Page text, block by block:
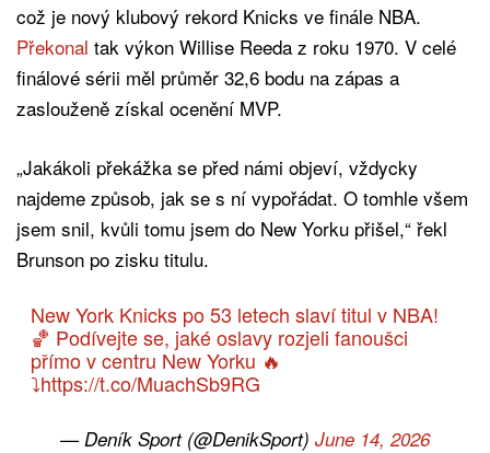
což je nový klubový rekord Knicks ve finále NBA.
Překonal tak výkon Willise Reeda z roku 1970. V celé
finálové sérii měl průměr 32,6 bodu na zápas a
zaslouženě získal ocenění MVP.
„Jakákoli překážka se před námi objeví, vždycky
najdeme způsob, jak se s ní vypořádat. O tomhle všem
jsem snil, kvůli tomu jsem do New Yorku přišel,“ řekl
Brunson po zisku titulu.
New York Knicks po 53 letech slaví titul v NBA!
🏀 Podívejte se, jaké oslavy rozjeli fanoušci
přímo v centru New Yorku 🔥
⤵️https://t.co/MuachSb9RG
— Deník Sport (@DenikSport) June 14, 2026